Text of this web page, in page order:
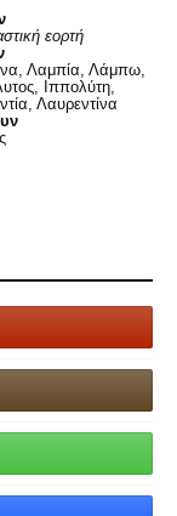
εορτή
Λαμπία, Λάμπω,
Ιππολύτη,
Λαυρεντίνα